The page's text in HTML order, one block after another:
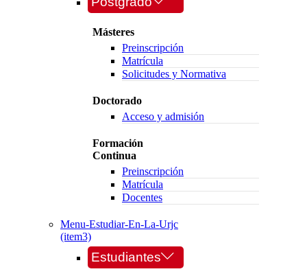
Másteres
Preinscripción
Matrícula
Solicitudes y Normativa
Doctorado
Acceso y admisión
Formación
Continua
Preinscripción
Matrícula
Docentes
Menu-Estudiar-En-La-Urjc
(item3)
Estudiantes